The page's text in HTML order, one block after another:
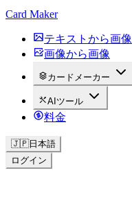
Card Maker
テキストから画像
画像から画像
カードメーカー
AIツール
料金
🇯🇵日本語
ログイン